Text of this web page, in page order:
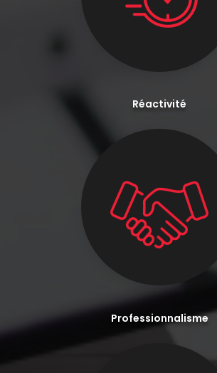
Réactivité
Professionnalisme